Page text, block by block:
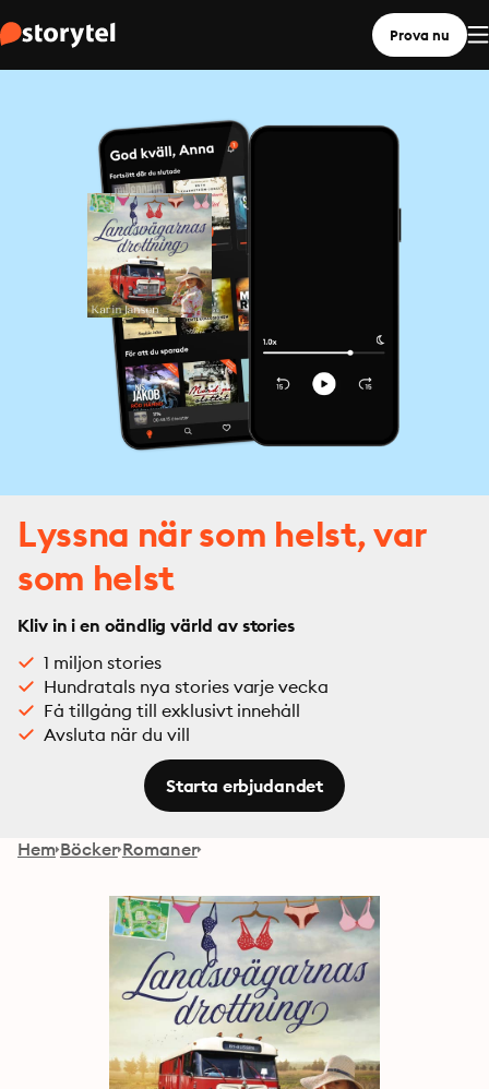
Prova nu
Lyssna när som helst, var
som helst
Kliv in i en oändlig värld av stories
1 miljon stories
Hundratals nya stories varje vecka
Få tillgång till exklusivt innehåll
Avsluta när du vill
Starta erbjudandet
Hem Böcker Romaner